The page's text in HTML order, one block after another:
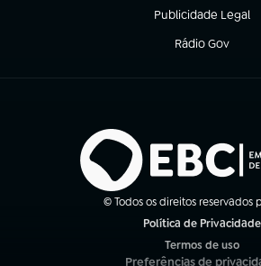
Publicidade Legal
(abre em nova aba)
Rádio Gov
(abre em nova
© Todos os direitos reservados
Política de Privacidade
Termos de uso
(abre em nova aba)
Preferências de